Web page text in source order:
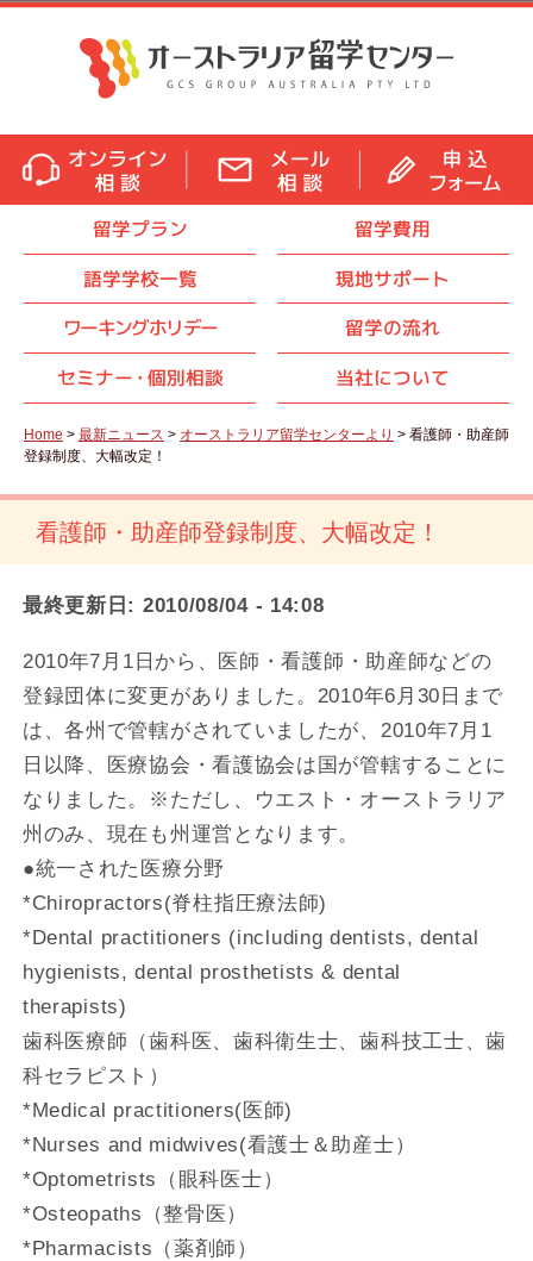
留学プラン
留学費用
語学学校一覧
現地サポート
ワーキングホリデー
留学の流れ
セミナー・ 個別相談 当社について
Home > 最新ニュース > オーストラリア留学センターより > 看護師・助産師
登録制度、大幅改定！
看護師・助産師登録制度、大幅改定！
最終更新日: 2010/08/04 - 14:08
2010年7月1日から、医師・看護師・助産師などの
登録団体に変更がありました。2010年6月30日まで
は、各州で管轄がされていましたが、2010年7月1
日以降、医療協会・看護協会は国が管轄することに
なりました。※ただし、ウエスト・オーストラリア
州のみ、現在も州運営となります。
●統一された医療分野
*Chiropractors(脊柱指圧療法師)
*Dental practitioners (including dentists, dental
hygienists, dental prosthetists & dental
therapists)
歯科医療師（歯科医、歯科衛生士、歯科技工士、歯
科セラピスト）
*Medical practitioners(医師)
*Nurses and midwives(看護士＆助産士）
*Optometrists（眼科医士）
*Osteopaths（整骨医）
*Pharmacists（薬剤師）